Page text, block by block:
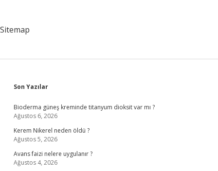
Sitemap
Sidebar
Son Yazılar
Bioderma güneş kreminde titanyum dioksit var mı ?
Ağustos 6, 2026
Kerem Nikerel neden öldü ?
Ağustos 5, 2026
Avans faizi nelere uygulanır ?
Ağustos 4, 2026